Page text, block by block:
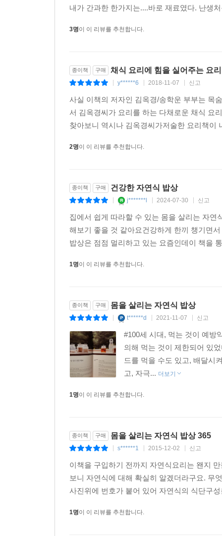
내가 간과한 한가지는....바로 재료였다. 난생
3명이 이 리뷰를 추천합니다.
종이책 구매 채식 요리에 힘을 실어주는 요
y******6 2018-11-07 신고
사실 이책의 저자인 김옥경/송학운 부부는 목
서 김옥경씨가 요리를 하는 다채로운 채식 요
찾아보니 역시나 김옥경씨가저술한 요리책
2명이 이 리뷰를 추천합니다.
종이책 구매 건강한 자연식 밥상
j*******l 2024-07-30 신고
집에서 쉽게 따라할 수 있는 몸을 살리는 자
해보기 좋을 것 같아요건강하게 한끼 챙기면
밥상은 점점 멀리하고 있는 요즘인데이 책을
1명이 이 리뷰를 추천합니다.
종이책 구매 몸을 살리는 자연식 밥상
t******d 2021-11-07 신고
#100세 시대, 먹는 것이 예방
의해 먹는 것이 제한되어 있
드를 먹을 수도 있고, 배달시
고, 자극... 더보기
1명이 이 리뷰를 추천합니다.
종이책 구매 몸을 살리는 자연식 밥상 365
s******1 2015-12-02 신고
이책을 구입하기 전까지 자연식요리는 왠지
보니 자연식에 대해 확실히 알겠더라구요. 무
사진위에 번호가 붙어 있어 자연식의 식단구
1명이 이 리뷰를 추천합니다.